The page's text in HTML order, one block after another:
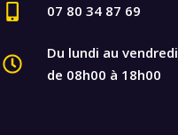
07 80 34 87 69
Du lundi au vendredi
de 08h00 à 18h00